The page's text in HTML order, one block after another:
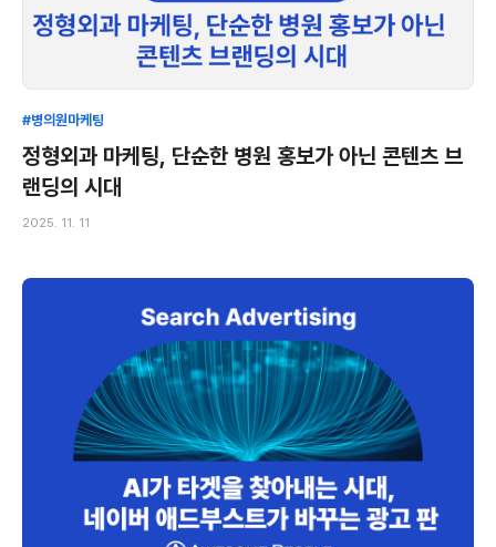
#병의원마케팅
정형외과 마케팅, 단순한 병원 홍보가 아닌 콘텐츠 브
랜딩의 시대
2025. 11. 11